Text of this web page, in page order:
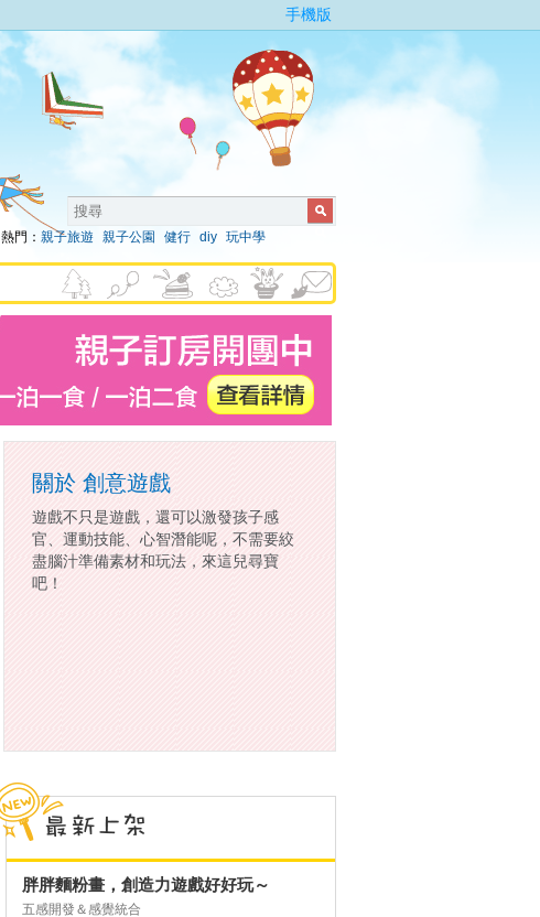
手機版
熱門： 親子旅遊 親子公園 健行 diy 玩中學
關於 創意遊戲
遊戲不只是遊戲，還可以激發孩子感
官、運動技能、心智潛能呢，不需要絞
盡腦汁準備素材和玩法，來這兒尋寶
吧！
胖胖麵粉畫，創造力遊戲好好玩～
五感開發＆感覺統合